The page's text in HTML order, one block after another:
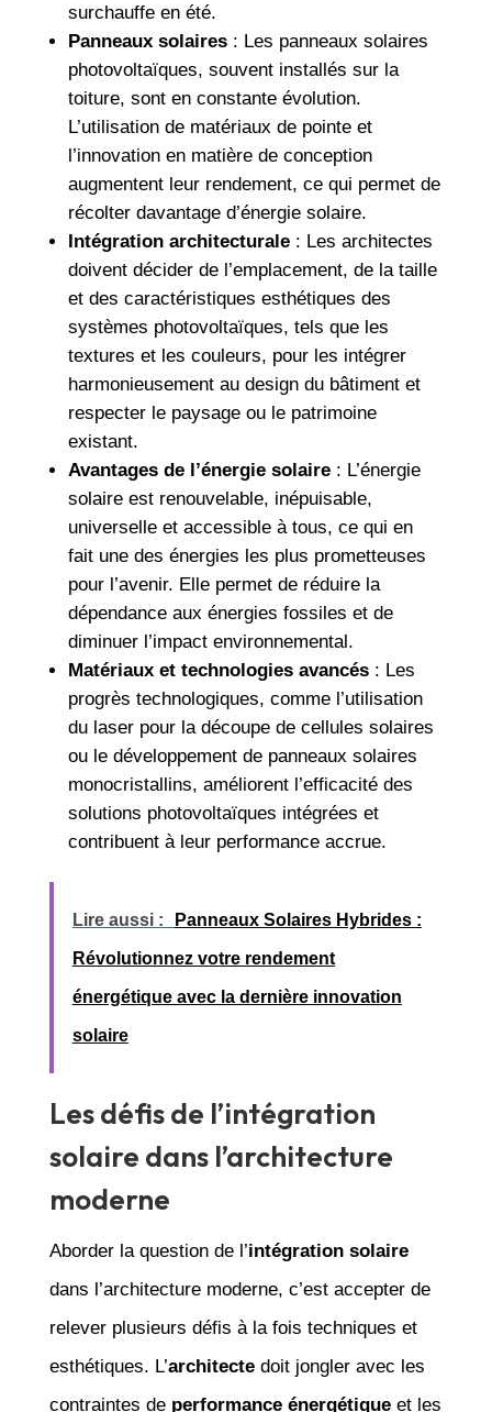
surchauffe en été.
Panneaux solaires: Les panneaux solaires
photovoltaïques, souvent installés sur la
toiture, sont en constante évolution.
L’utilisation de matériaux de pointe et
l’innovation en matière de conception
augmentent leur rendement, ce qui permet de
récolter davantage d’énergie solaire.
Intégration architecturale: Les architectes
doivent décider de l’emplacement, de la taille
et des caractéristiques esthétiques des
systèmes photovoltaïques, tels que les
textures et les couleurs, pour les intégrer
harmonieusement au design du bâtiment et
respecter le paysage ou le patrimoine
existant.
Avantages de l’énergie solaire: L’énergie
solaire est renouvelable, inépuisable,
universelle et accessible à tous, ce qui en
fait une des énergies les plus prometteuses
pour l’avenir. Elle permet de réduire la
dépendance aux énergies fossiles et de
diminuer l’impact environnemental.
Matériaux et technologies avancés: Les
progrès technologiques, comme l’utilisation
du laser pour la découpe de cellules solaires
ou le développement de panneaux solaires
monocristallins, améliorent l’efficacité des
solutions photovoltaïques intégrées et
contribuent à leur performance accrue.
Lire aussi : Panneaux Solaires Hybrides :
Révolutionnez votre rendement
énergétique avec la dernière innovation
solaire
Les défis de l’intégration
solaire dans l’architecture
moderne
Aborder la question de l’intégration solaire
dans l’architecture moderne, c’est accepter de
relever plusieurs défis à la fois techniques et
esthétiques. L’architectedoit jongler avec les
contraintes de performance énergétiqueet les